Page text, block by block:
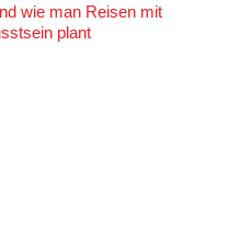
wie man Reisen mit
plant